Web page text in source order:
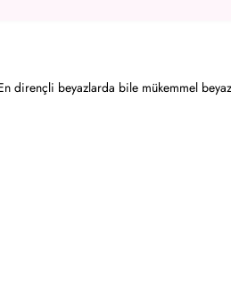
dirençli beyazlarda bile mükemmel